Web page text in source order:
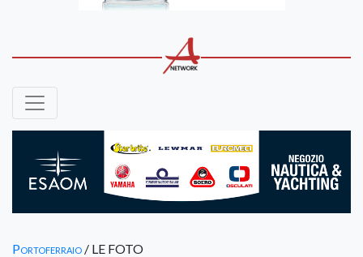
Portoferraio / LE FOTO